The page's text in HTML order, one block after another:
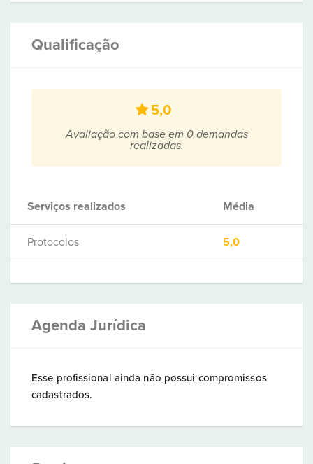
Qualificação
5,0
Avaliação com base em 0 demandas
realizadas.
Serviços realizados Média
Protocolos 5,0
Agenda Jurídica
Esse profissional ainda não possui compromissos
cadastrados.